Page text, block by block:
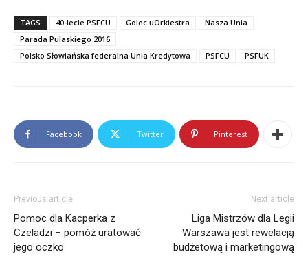
Rampa Ogloszenia
TAGS 40-lecie PSFCU Golec uOrkiestra
Nasza Unia
Parada Pulaskiego 2016
Polsko Słowiańska federalna Unia Kredytowa
PSFCU PSFUK
Facebook Twitter Pinterest
Previous article
Pomoc dla Kacperka z
Czeladzi – pomóż uratować
jego oczko
Next article
Liga Mistrzów dla Legii
Warszawa jest rewelacją
budżetową i marketingową